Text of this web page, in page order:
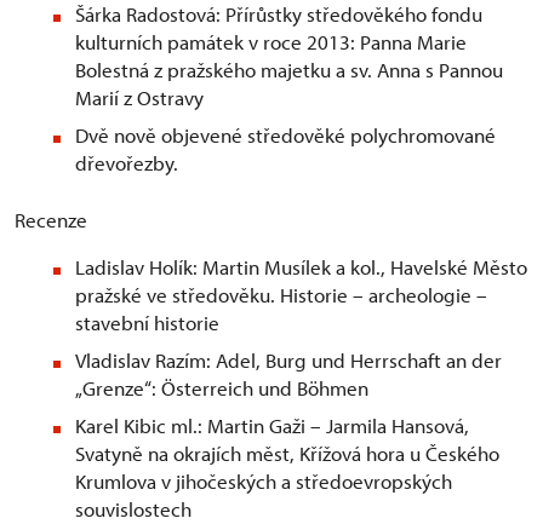
Šárka Radostová: Přírůstky středověkého fondu
kulturních památek v roce 2013: Panna Marie
Bolestná z pražského majetku a sv. Anna s Pannou
Marií z Ostravy
Dvě nově objevené středověké polychromované
dřevořezby.
Recenze
Ladislav Holík: Martin Musílek a kol., Havelské Město
pražské ve středověku. Historie – archeologie –
stavební historie
Vladislav Razím: Adel, Burg und Herrschaft an der
„Grenze“: Österreich und Böhmen
Karel Kibic ml.: Martin Gaži – Jarmila Hansová,
Svatyně na okrajích měst, Křížová hora u Českého
Krumlova v jihočeských a středoevropských
souvislostech